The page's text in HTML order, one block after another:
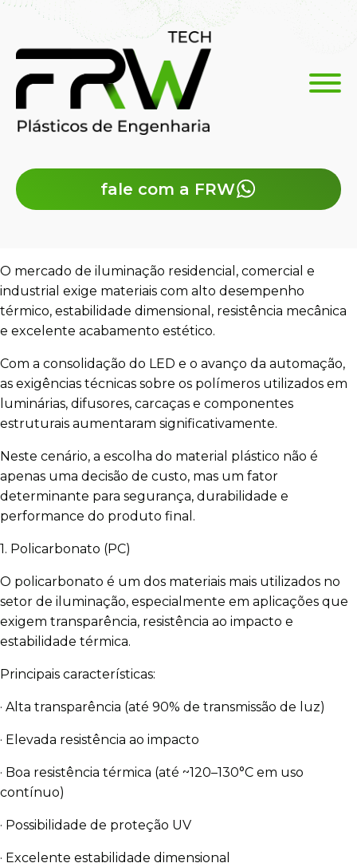
fale com a FRW
O mercado de iluminação residencial, comercial e
industrial exige materiais com alto desempenho
térmico, estabilidade dimensional, resistência mecânica
e excelente acabamento estético.
Com a consolidação do LED e o avanço da automação,
as exigências técnicas sobre os polímeros utilizados em
luminárias, difusores, carcaças e componentes
estruturais aumentaram significativamente.
Neste cenário, a escolha do material plástico não é
apenas uma decisão de custo, mas um fator
determinante para segurança, durabilidade e
performance do produto final.
1. Policarbonato (PC)
O policarbonato é um dos materiais mais utilizados no
setor de iluminação, especialmente em aplicações que
exigem transparência, resistência ao impacto e
estabilidade térmica.
Principais características:
· Alta transparência (até 90% de transmissão de luz)
· Elevada resistência ao impacto
· Boa resistência térmica (até ~120–130°C em uso
contínuo)
· Possibilidade de proteção UV
· Excelente estabilidade dimensional